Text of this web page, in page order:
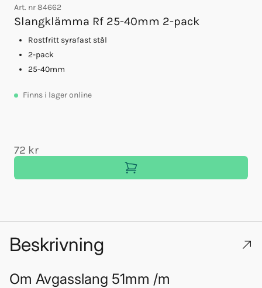
Art. nr84662
Slangklämma Rf 25-40mm 2-pack
Rostfritt syrafast stål
2-pack
25-40mm
Finns i lager online
72 kr
Beskrivning
Om Avgasslang 51mm /m